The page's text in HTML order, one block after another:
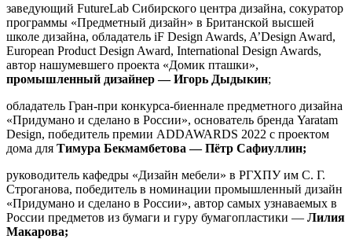
заведующий FutureLab Сибирского центра дизайна, сокуратор
программы «Предметный дизайн» в Британской высшей
школе дизайна, обладатель iF Design Awards, A’Design Award,
European Product Design Award, International Design Awards,
автор нашумевшего проекта «Домик пташки»,
промышленный дизайнер — Игорь Дыдыкин;
обладатель Гран-при конкурса-биеннале предметного дизайна
«Придумано и сделано в России», основатель бренда Yaratam
Design, победитель премии ADDAWARDS 2022 c проектом
дома для Тимура Бекмамбетова — Пётр Сафиуллин;
руководитель кафедры «Дизайн мебели» в РГХПУ им С. Г.
Строганова, победитель в номинации промышленный дизайн
«Придумано и сделано в России», автор самых узнаваемых в
России предметов из бумаги и гуру бумагопластики — Лилия
Макарова;